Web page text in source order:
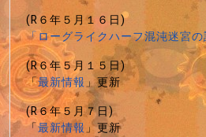
(R６年５月１６日)
「ローグライクハーフ混沌迷宮
(R６年５月１５日)
「最新情報」更新
(R６年５月７日)
「最新情報」更新